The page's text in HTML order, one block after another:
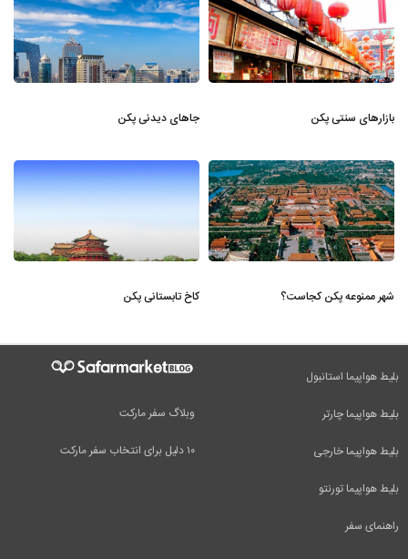
بازارهای سنتی پکن جاهای دیدنی پکن
شهر ممنوعه پکن کجاست؟ کاخ تابستانی پکن
وبلاگ سفر مارکت
۱۰ دلیل برای انتخاب سفر مارکت
بلیط هواپیما استانبول
بلیط هواپیما چارتر
بلیط هواپیما خارجی
بلیط هواپیما تورنتو
راهنمای سفر